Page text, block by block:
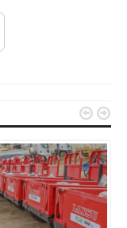
 